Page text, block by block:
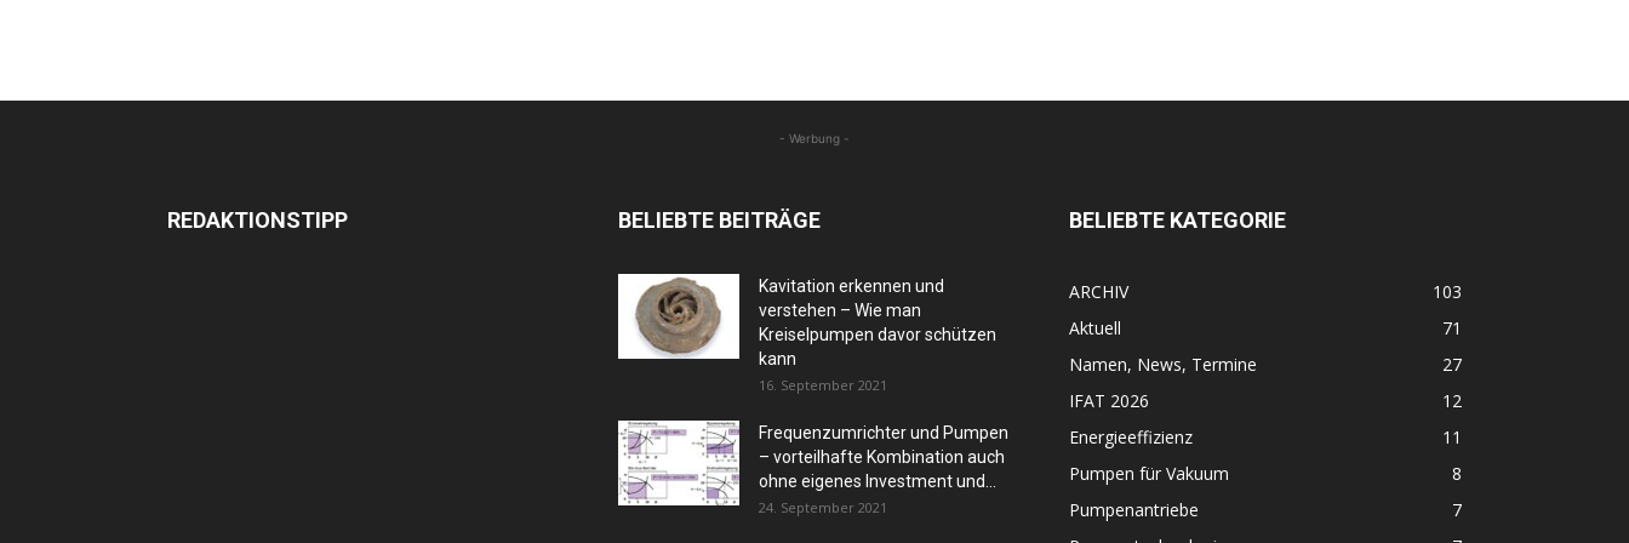
- Werbung -
REDAKTIONSTIPP BELIEBTE BEITRÄGE
Kavitation erkennen und
verstehen – Wie man
Kreiselpumpen davor schützen
kann
16. September 2021
Frequenzumrichter und Pumpen
– vorteilhafte Kombination auch
ohne eigenes Investment und...
24. September 2021
BELIEBTE KATEGORIE
ARCHIV
103
Aktuell
71
Namen, News, Termine
27
IFAT 2026
12
Energieeffizienz
11
Pumpen für Vakuum
8
Pumpenantriebe
7